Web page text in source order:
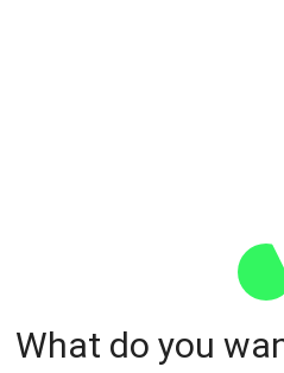
What do you